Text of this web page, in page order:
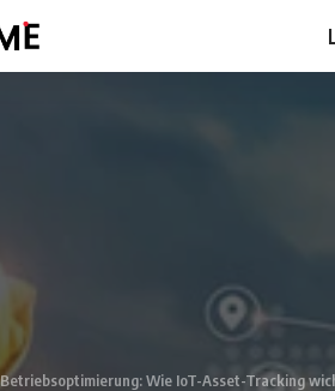
Betriebsoptimierung: Wie IoT-Asset-Tracking